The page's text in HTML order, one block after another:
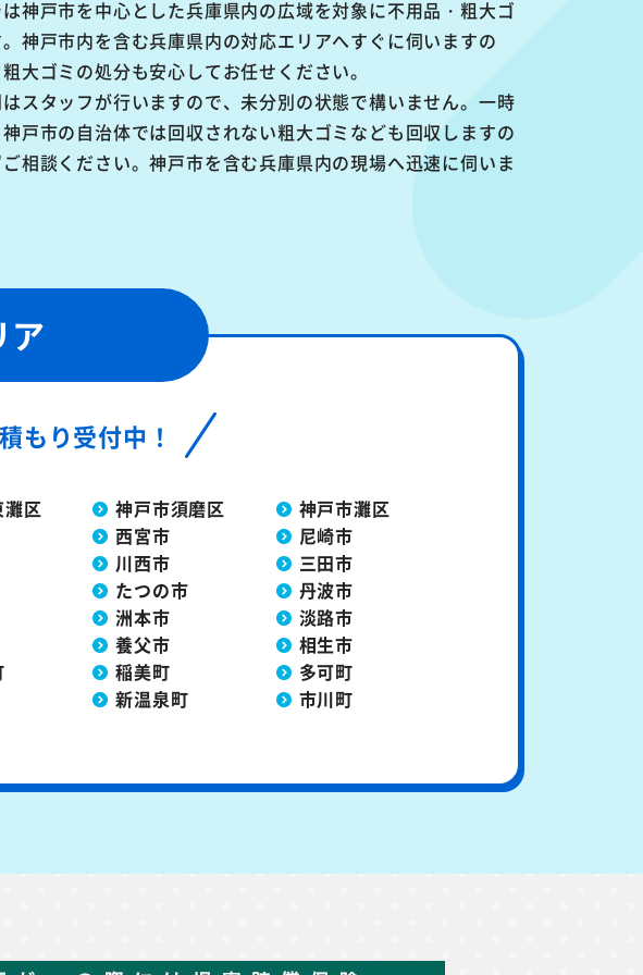
神戸市を中心とした兵庫県内の広域を対象に不用品・粗大ゴ
神戸市内を含む兵庫県内の対応エリアへすぐに伺いますの
大ゴミの処分も安心してお任せください。
スタッフが行いますので、未分別の状態で構いません。一時
戸市の自治体では回収されない粗大ゴミなども回収しますの
相談ください。神戸市を含む兵庫県内の現場へ迅速に伺いま
ア
もり受付中！
灘区 神戸市須磨区
神戸市灘区
西宮市
尼崎市
川西市
三田市
たつの市
丹波市
洲本市
淡路市
養父市
相生市
稲美町
多可町
新温泉町
市川町